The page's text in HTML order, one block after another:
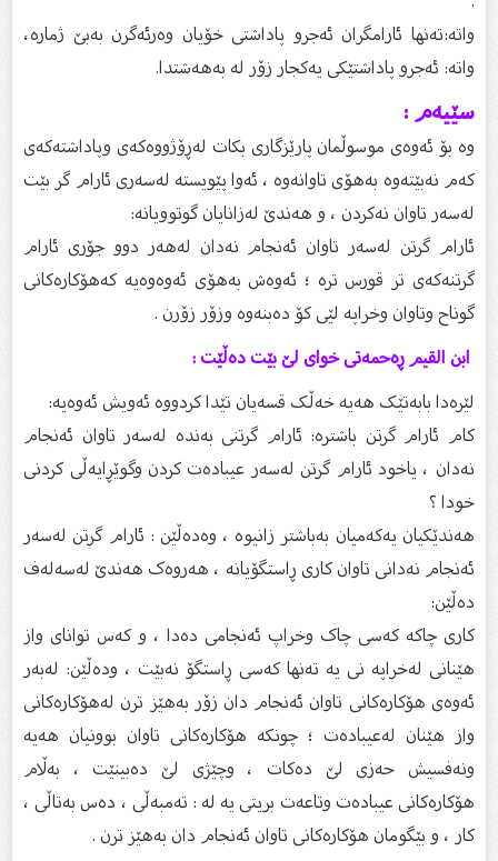
واتە:ته‌نها ئارامگران ئه‌جرو پاداشتی خۆیان وه‌رئه‌گرن به‌بێ ژماره‌،
واته‌: ئه‌جرو پاداشتێكی یه‌كجار زۆر له‌ به‌هه‌شتدا.
سێیەم :
وە بۆ ئەوەی موسوڵمان پارێزگاری بکات لەڕۆژووەکەی وپاداشتەکەی
کەم نەبێتەوە بەهۆی تاوانەوە ، ئەوا پێویسته لەسەری ئارام گر بێت
لەسەر تاوان نەکردن ، و هەندێ لەزانایان گوتوویانە:
ئارام گرتن لەسەر تاوان ئەنجام نەدان لەهەر دوو جۆری ئارام
گرتنەکەی تر قورس ترە ؛ ئەوەش بەهۆی ئەوەوەیە کەهۆکارەکانی
گوناح وتاوان وخراپە لێی کۆ دەبنەوە وزۆر زۆرن .
ابن القيم ڕەحمەتی خوای لێ بێت دەڵێت :
لێرەدا بابەتێک هەیە خەڵک قسەیان تێدا کردووە ئەویش ئەوەیە:
کام ئارام گرتن باشترە: ئارام گرتنی بەندە لەسەر تاوان ئەنجام
نەدان ، یاخود ئارام گرتن لەسەر عیبادەت کردن وگوێڕایەڵی کردنی
خودا ؟
هەندێکیان یەکەمیان بەباشتر زانیوە ، وەدەڵێن : ئارام گرتن لەسەر
ئەنجام نەدانی تاوان کاری ڕاستگۆیانە ، هەروەک هەندێ لەسەلەف
دەڵێن:
کاری چاکە کەسی چاک وخراپ ئەنجامی دەدا ، و کەس توانای واز
هێنانی لەخراپە نی یە تەنها کەسی ڕاستگۆ نەبێت ، ودەڵێن: لەبەر
ئەوەی هۆکارەکانی تاوان ئەنجام دان زۆر بەهێز ترن لەهۆکارەکانی
واز هێنان لەعیبادەت ؛ چونکە هۆکارەکانی تاوان بوونیان هەیە
ونەفسیش حەزی لێ دەکات ، وچێژی لێ دەبینێت ، بەڵام
هۆکارەکانی عیبادەت وتاعەت بریتی یە لە : تەمبەڵی ، دەس بەتاڵی ،
کار ، و بێگومان هۆکارەکانی تاوان ئەنجام دان بەهێز ترن .